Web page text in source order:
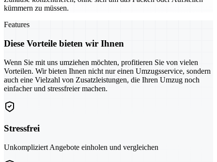
kümmern zu müssen.
Features
Diese Vorteile bieten wir Ihnen
Wenn Sie mit uns umziehen möchten, profitieren Sie von vielen
Vorteilen. Wir bieten Ihnen nicht nur einen Umzugsservice, sondern
auch eine Vielzahl von Zusatzleistungen, die Ihren Umzug noch
einfacher und stressfreier machen.
Stressfrei
Unkompliziert Angebote einholen und vergleichen